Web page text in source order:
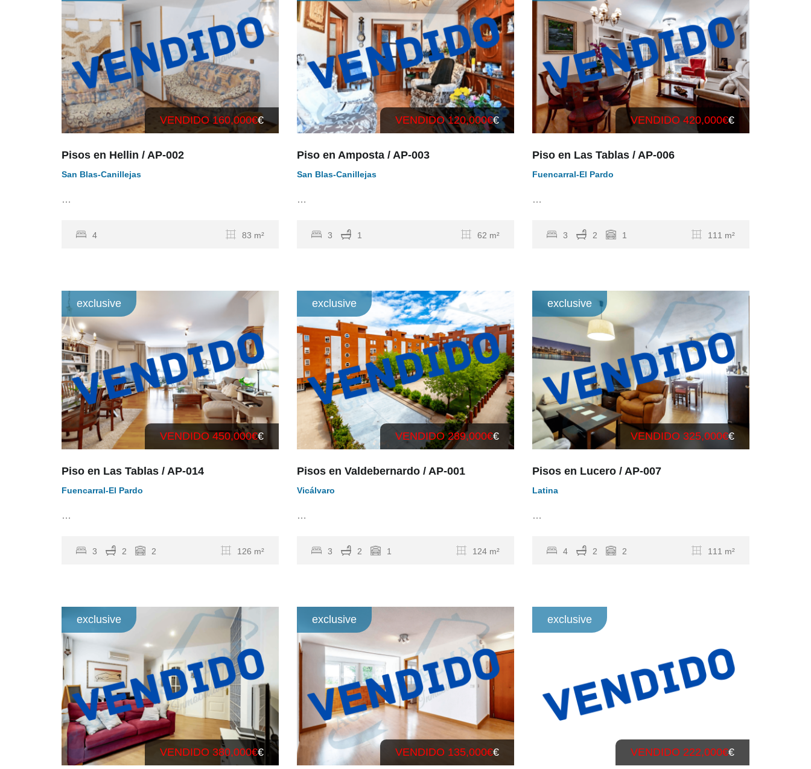
VENDIDO 160,000€€
Pisos en Hellin / AP-002
San Blas-Canillejas
…
4 83 m²
VENDIDO 120,000€€
Piso en Amposta / AP-003
San Blas-Canillejas
…
3 1 62 m²
VENDIDO 420,000€€
Piso en Las Tablas / AP-006
Fuencarral-El Pardo
…
3 2 1 111 m²
exclusive
VENDIDO 450,000€€
Piso en Las Tablas / AP-014
Fuencarral-El Pardo
…
3 2 2 126 m²
exclusive
VENDIDO 289,000€€
Pisos en Valdebernardo / AP-001
Vicálvaro
…
3 2 1 124 m²
exclusive
VENDIDO 325,000€€
Pisos en Lucero / AP-007
Latina
…
4 2 2 111 m²
exclusive
VENDIDO 380,000€€
exclusive
VENDIDO 135,000€€
exclusive
VENDIDO 222,000€€